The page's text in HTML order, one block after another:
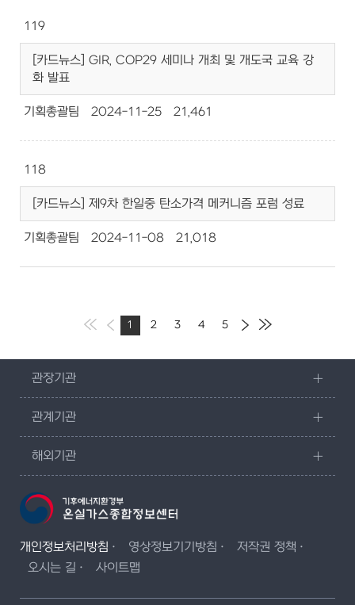
119
[카드뉴스] GIR, COP29 세미나 개최 및 개도국 교육 강
화 발표
기획총괄팀 2024-11-25 21,461
118
[카드뉴스] 제9차 한일중 탄소가격 메커니즘 포럼 성료
기획총괄팀 2024-11-08 21,018
1 2 3 4 5
관장기관
관계기관
해외기관
개인정보처리방침 영상정보기기방침
저작권 정책
오시는 길
사이트맵